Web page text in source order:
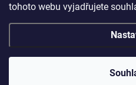
tohoto webu vyjadřujete
Zboží.cz Heureka.cz
Zandup .